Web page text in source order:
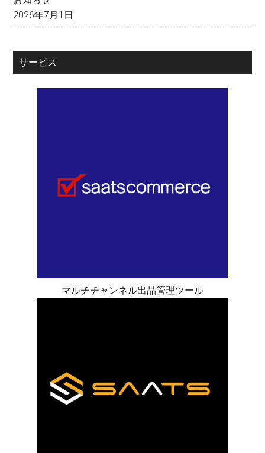
2026年7月1日
サービス
マルチチャンネル出品管理ツール